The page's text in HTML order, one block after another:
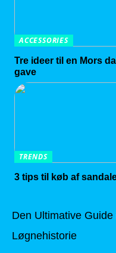
ACCESSORIES
Tre ideer til en Mors
gave
TRENDS
3 tips til køb af
Den Ultimative
Løgnehistorie